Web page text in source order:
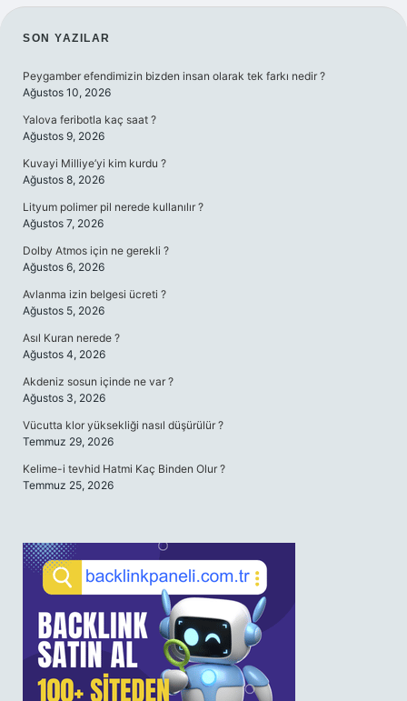
SIDEBAR
SON YAZILAR
Peygamber efendimizin bizden insan olarak tek farkı nedir ?
Ağustos 10, 2026
Yalova feribotla kaç saat ?
Ağustos 9, 2026
Kuvayi Milliye’yi kim kurdu ?
Ağustos 8, 2026
Lityum polimer pil nerede kullanılır ?
Ağustos 7, 2026
Dolby Atmos için ne gerekli ?
Ağustos 6, 2026
Avlanma izin belgesi ücreti ?
Ağustos 5, 2026
Asıl Kuran nerede ?
Ağustos 4, 2026
Akdeniz sosun içinde ne var ?
Ağustos 3, 2026
Vücutta klor yüksekliği nasıl düşürülür ?
Temmuz 29, 2026
Kelime-i tevhid Hatmi Kaç Binden Olur ?
Temmuz 25, 2026